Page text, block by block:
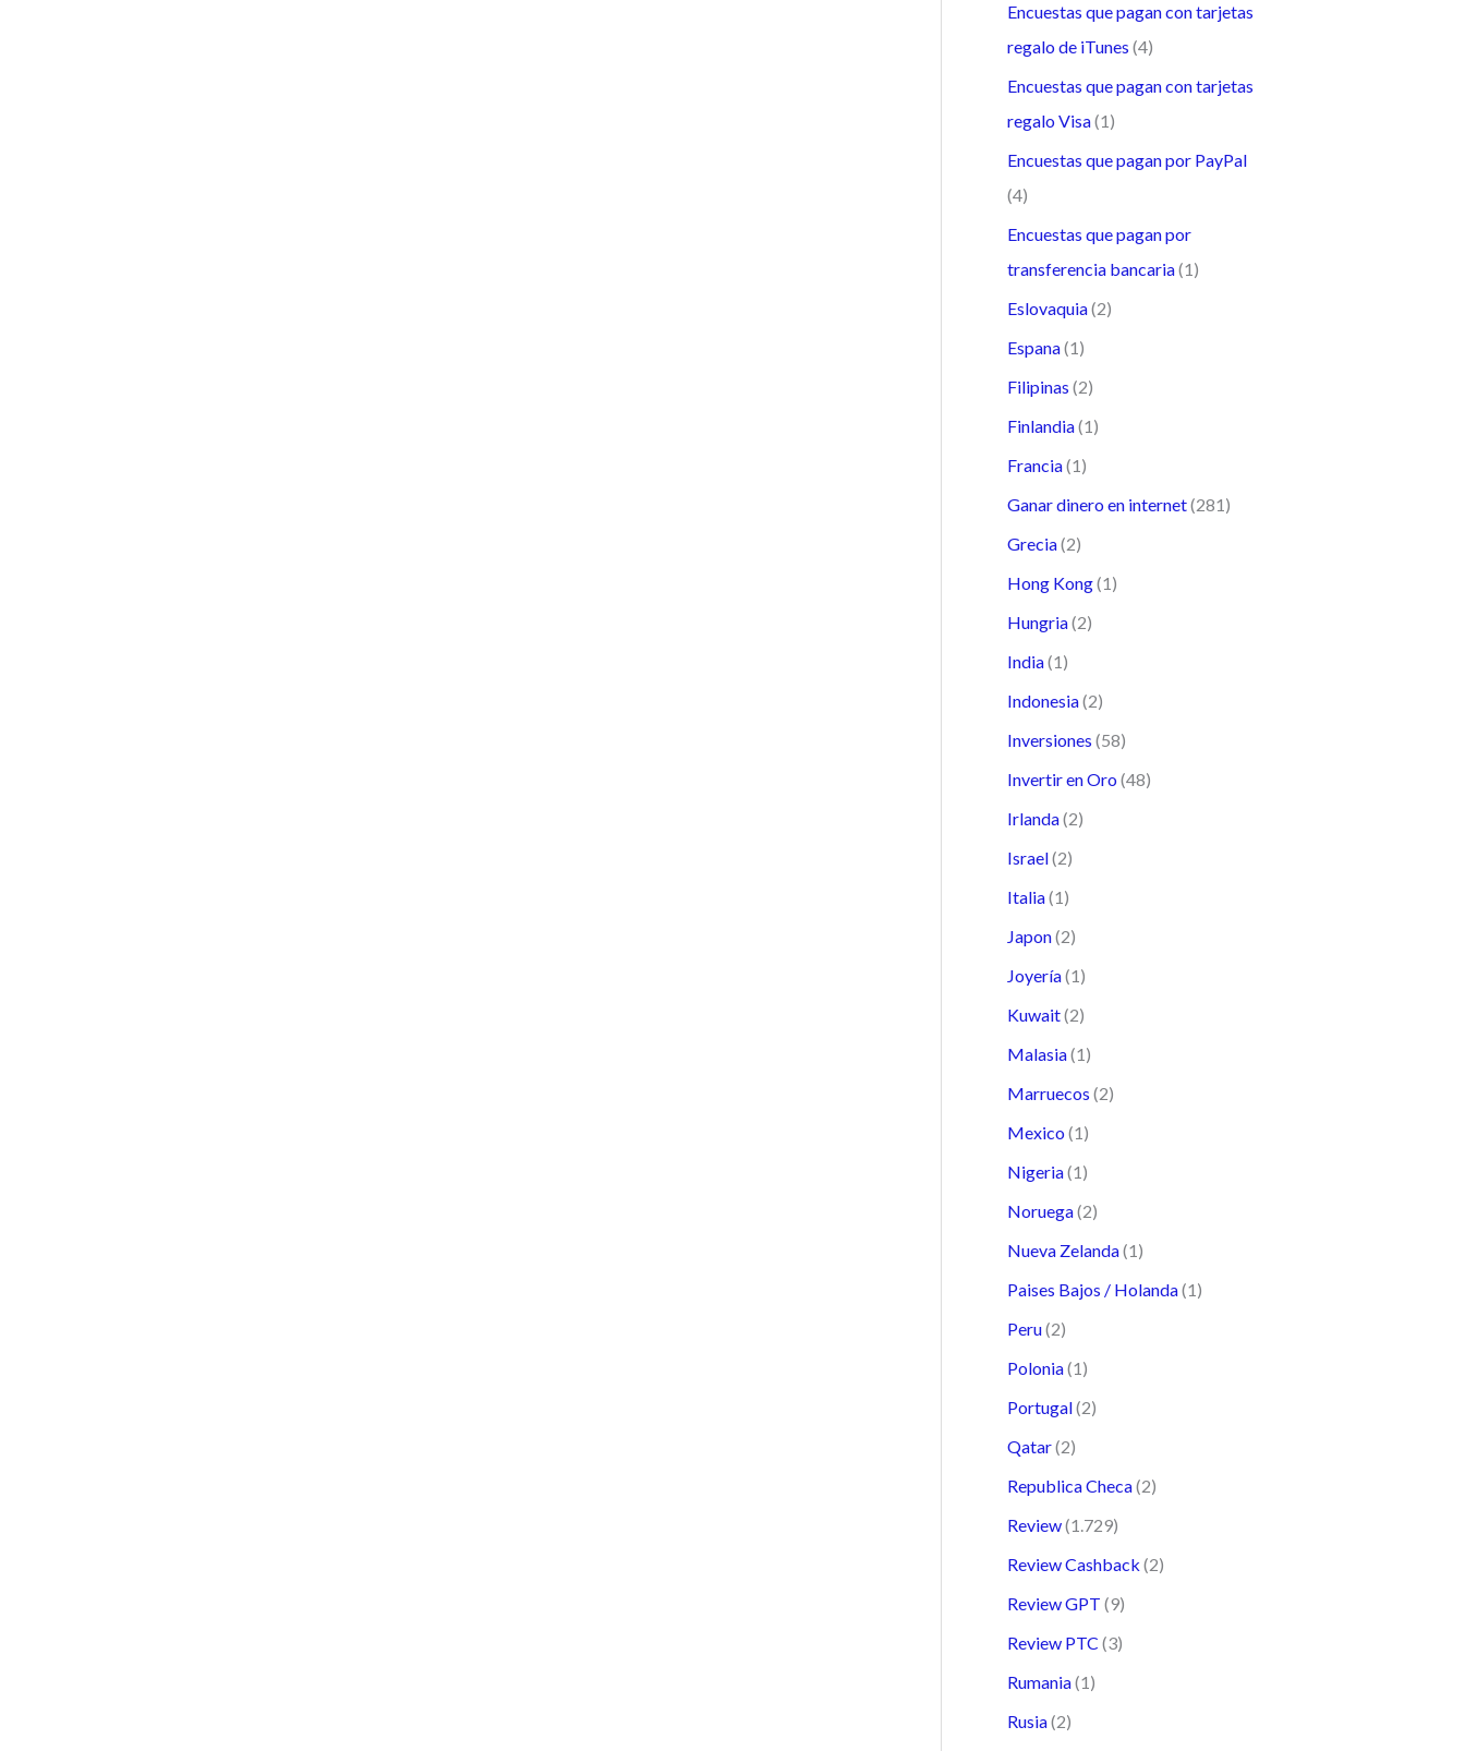
Encuestas que pagan con tarjetas
regalo de iTunes (4)
Encuestas que pagan con tarjetas
regalo Visa(1)
Encuestas que pagan por PayPal
(4)
Encuestas que pagan por
transferencia bancaria(1)
Eslovaquia(2)
Espana(1)
Filipinas (2)
Finlandia(1)
Francia(1)
Ganar dinero en internet(281)
Grecia(2)
Hong Kong(1)
Hungria(2)
India(1)
Indonesia(2)
Inversiones (58)
Invertir en Oro (48)
Irlanda(2)
Israel(2)
Italia(1)
Japon(2)
Joyería(1)
Kuwait(2)
Malasia(1)
Marruecos (2)
Mexico (1)
Nigeria(1)
Noruega(2)
Nueva Zelanda(1)
Paises Bajos / Holanda(1)
Peru(2)
Polonia(1)
Portugal(2)
Qatar(2)
Republica Checa(2)
Review(1.729)
Review Cashback (2)
Review GPT (9)
Review PTC (3)
Rumania(1)
Rusia(2)